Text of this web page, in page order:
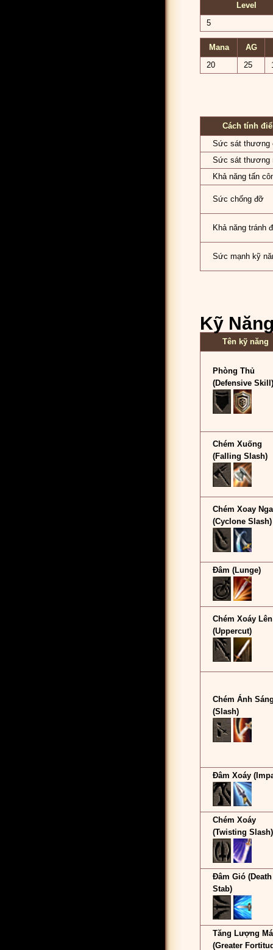
Level
5
Mana
AG
20
25
Cách tính
Sức sát thương
Sức sát thương
Khả năng tấn
Sức chống đỡ
Khả năng tránh
Sức mạnh kỹ
Kỹ
Tên kỹ năng
Phòng Thủ
(Defensive Skill)
Chém Xuống
(Falling Slash)
Chém Xoay
(Cyclone Slash)
Đâm (Lunge)
Chém Xoáy Lên
(Uppercut)
Chém Ánh
(Slash)
Đâm Xoáy
Chém Xoáy
(Twisting Slash)
Đâm Gió (Death
Stab)
Tăng Lượng
(Greater